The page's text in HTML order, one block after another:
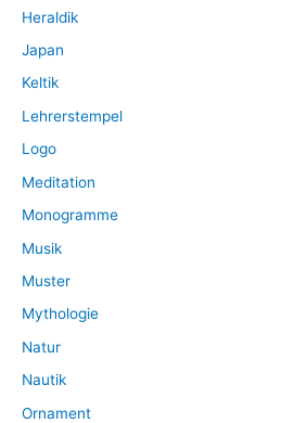
Heraldik
Japan
Keltik
Lehrerstempel
Logo
Meditation
Monogramme
Musik
Muster
Mythologie
Natur
Nautik
Ornament